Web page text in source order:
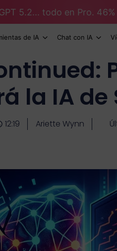
5.2... todo en Pro. 46%
de IA Chat con IA
la IA de
12:19 Ariette Wynn